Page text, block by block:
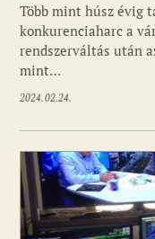
Több mint húsz évig
konkurenciaharc a
rendszerváltás után
mint…
2024.02.24.